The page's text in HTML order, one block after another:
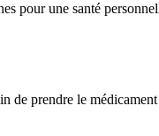
pour une santé
de prendre le